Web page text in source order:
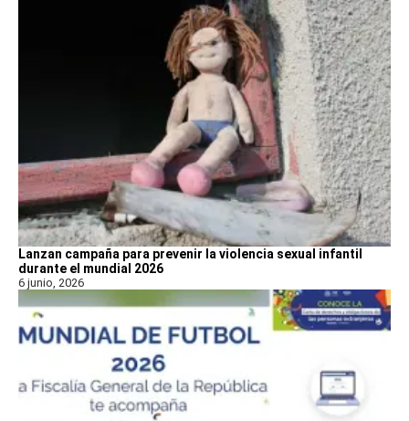
Lanzan campaña para prevenir la violencia sexual infantil
durante el mundial 2026
6 junio, 2026